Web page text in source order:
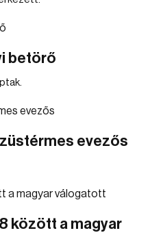
betörő
evezős
között a magyar